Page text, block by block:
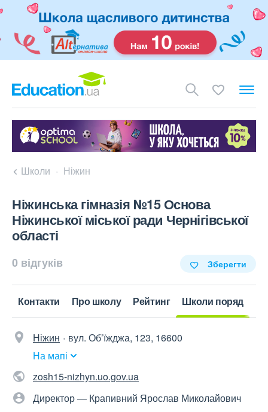
Школи Ніжин
Ніжинська гімназія №15 Основа
Ніжинської міської ради Чернігівської
області
0 відгуків Зберегти
Контакти Про школу Рейтинг Школи поряд
Ніжин
вул. Обʼїжджа, 123, 16600
На мапі
zosh15-nizhyn.uo.gov.ua
Директор — Крапивний Ярослав Миколайович